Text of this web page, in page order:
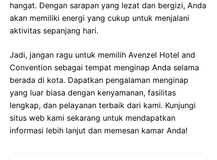
hangat. Dengan sarapan yang lezat dan bergizi, Anda
akan memiliki energi yang cukup untuk menjalani
aktivitas sepanjang hari.
Jadi, jangan ragu untuk memilih Avenzel Hotel and
Convention sebagai tempat menginap Anda selama
berada di kota. Dapatkan pengalaman menginap
yang luar biasa dengan kenyamanan, fasilitas
lengkap, dan pelayanan terbaik dari kami. Kunjungi
situs web kami sekarang untuk mendapatkan
informasi lebih lanjut dan memesan kamar Anda!